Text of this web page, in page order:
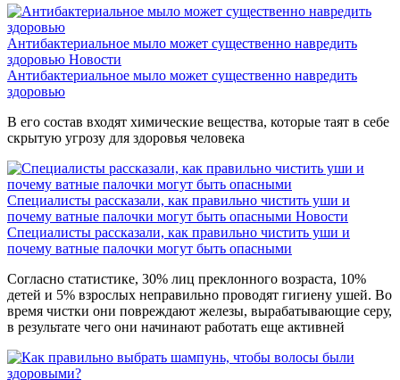
Антибактериальное мыло может существенно навредить
здоровью Новости
Антибактериальное мыло может существенно навредить
здоровью
В его состав входят химические вещества, которые таят в себе
скрытую угрозу для здоровья человека
Специалисты рассказали, как правильно чистить уши и
почему ватные палочки могут быть опасными Новости
Специалисты рассказали, как правильно чистить уши и
почему ватные палочки могут быть опасными
Согласно статистике, 30% лиц преклонного возраста, 10%
детей и 5% взрослых неправильно проводят гигиену ушей. Во
время чистки они повреждают железы, вырабатывающие серу,
в результате чего они начинают работать еще активней